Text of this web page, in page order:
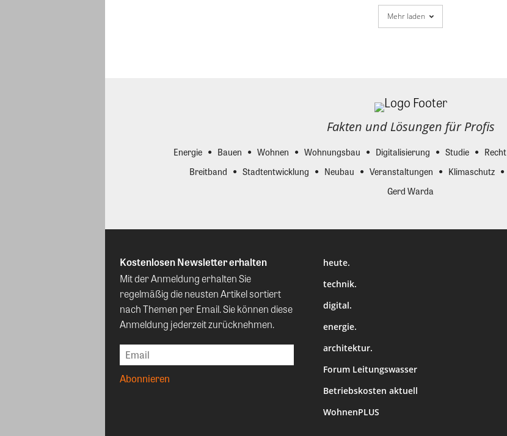
Mehr laden
Fakten und Lösungen für Profis
Energie Bauen Wohnen Wohnungsbau Digitalisierung Studie Recht
Breitband
Stadtentwicklung Neubau Veranstaltungen Klimaschutz
Gerd Warda
Kostenlosen Newsletter erhalten
Mit der Anmeldung erhalten Sie
regelmäßig die neusten Artikel sortiert
nach Themen per Email. Sie können diese
Anmeldung jederzeit zurücknehmen.
heute.
technik.
digital.
energie.
architektur.
Forum Leitungswasser
Betriebskosten aktuell
WohnenPLUS